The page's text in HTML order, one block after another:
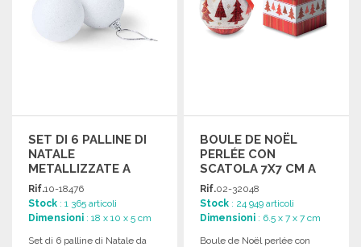
SET DI 6 PALLINE DI
NATALE
METALLIZZATE A
PREZZI
ALL'INGROSSO
Rif.10-18476
Stock : 1 365 articoli
Dimensioni : 18 x 10 x 5 cm
Set di 6 palline di Natale da
BOULE DE NOËL
PERLÉE CON
SCATOLA 7X7 CM A
PREZZI
ALL'INGROSSO
Rif.02-32048
Stock : 24 949 articoli
Dimensioni : 6.5 x 7 x 7 cm
Boule de Noël perlée con